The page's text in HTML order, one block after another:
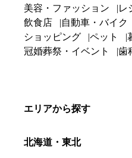
美容・ファッション
レ
飲食店
自動車・バイク
ショッピング
ペット
冠婚葬祭・イベント
歯
エリアから探す
北海道・東北